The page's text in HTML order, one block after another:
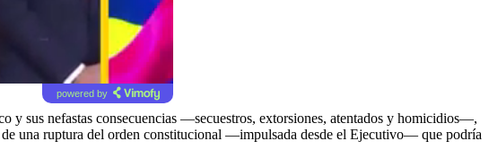
powered by
y sus nefastas consecuencias —secuestros, extorsiones, atentados y homicidios—,
una ruptura del orden constitucional —impulsada desde el Ejecutivo— que podría